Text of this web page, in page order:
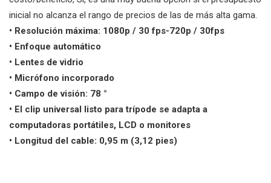
inicial no alcanza el rango de precios de las de más alta gama.
• Resolución máxima: 1080p / 30 fps-720p / 30fps
• Enfoque automático
• Lentes de vidrio
• Micrófono incorporado
• Campo de visión: 78 °
• El clip universal listo para trípode se adapta a
computadoras portátiles, LCD o monitores
• Longitud del cable: 0,95 m (3,12 pies)